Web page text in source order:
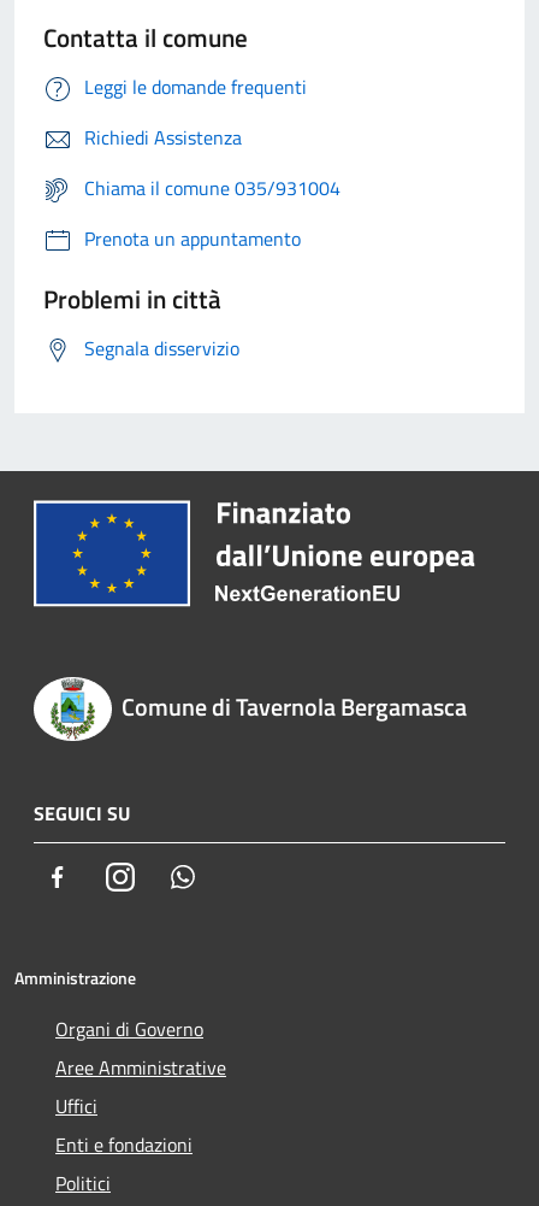
Contatta il comune
Leggi le domande frequenti
Richiedi Assistenza
Chiama il comune 035/931004
Prenota un appuntamento
Problemi in città
Segnala disservizio
Comune di Tavernola Bergamasca
SEGUICI SU
FacebookInstagram
Amministrazione
Organi di Governo
Aree Amministrative
Uffici
Enti e fondazioni
Politici